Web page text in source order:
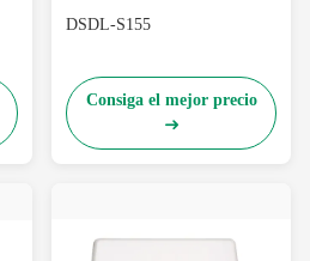
DSDL-S155
Consiga el mejor precio